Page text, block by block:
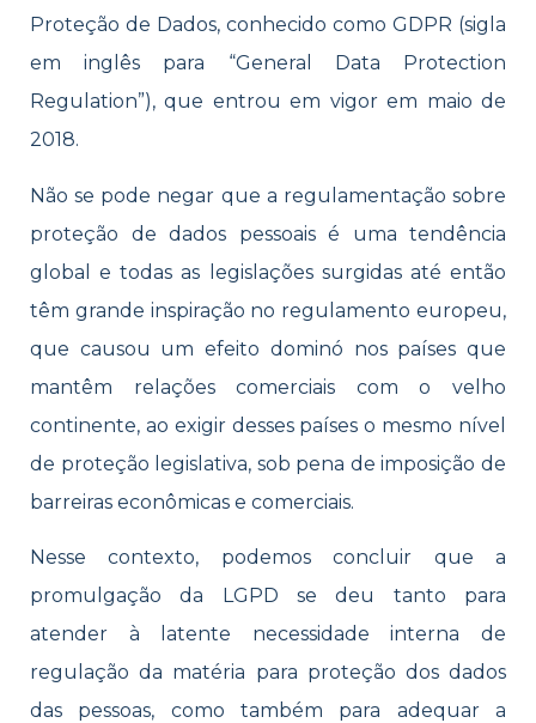
Proteção de Dados, conhecido como GDPR (sigla
em inglês para “General Data Protection
Regulation”), que entrou em vigor em maio de
2018.
Não se pode negar que a regulamentação sobre
proteção de dados pessoais é uma tendência
global e todas as legislações surgidas até então
têm grande inspiração no regulamento europeu,
que causou um efeito dominó nos países que
mantêm relações comerciais com o velho
continente, ao exigir desses países o mesmo nível
de proteção legislativa, sob pena de imposição de
barreiras econômicas e comerciais.
Nesse contexto, podemos concluir que a
promulgação da LGPD se deu tanto para
atender à latente necessidade interna de
regulação da matéria para proteção dos dados
das pessoas, como também para adequar a